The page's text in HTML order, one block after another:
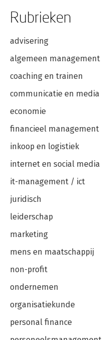
Rubrieken
advisering
algemeen management
coaching en trainen
communicatie en media
economie
financieel management
inkoop en logistiek
internet en social media
it-management / ict
juridisch
leiderschap
marketing
mens en maatschappij
non-profit
ondernemen
organisatiekunde
personal finance